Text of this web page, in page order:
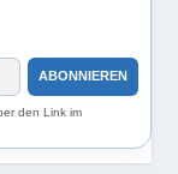
ABONNIEREN
den Link im